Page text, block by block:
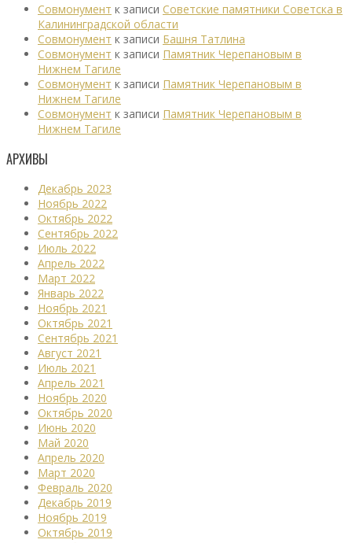
Совмонумент к записи Советские памятники Советска в
Калининградской области
Совмонумент к записи Башня Татлина
Совмонумент к записи Памятник Черепановым в
Нижнем Тагиле
Совмонумент к записи Памятник Черепановым в
Нижнем Тагиле
Совмонумент к записи Памятник Черепановым в
Нижнем Тагиле
АРХИВЫ
Декабрь 2023
Ноябрь 2022
Октябрь 2022
Сентябрь 2022
Июль 2022
Апрель 2022
Март 2022
Январь 2022
Ноябрь 2021
Октябрь 2021
Сентябрь 2021
Август 2021
Июль 2021
Апрель 2021
Ноябрь 2020
Октябрь 2020
Июнь 2020
Май 2020
Апрель 2020
Март 2020
Февраль 2020
Декабрь 2019
Ноябрь 2019
Октябрь 2019